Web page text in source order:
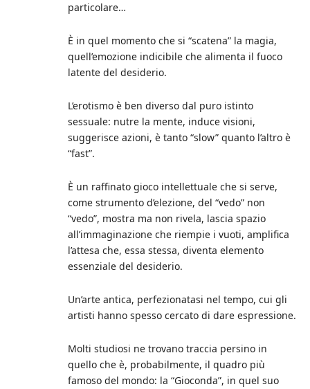
particolare…
È in quel momento che si “scatena” la magia,
quell’emozione indicibile che alimenta il fuoco
latente del desiderio.
L’erotismo è ben diverso dal puro istinto
sessuale: nutre la mente, induce visioni,
suggerisce azioni, è tanto “slow” quanto l’altro è
“fast”.
È un raffinato gioco intellettuale che si serve,
come strumento d’elezione, del “vedo” non
“vedo”, mostra ma non rivela, lascia spazio
all’immaginazione che riempie i vuoti, amplifica
l’attesa che, essa stessa, diventa elemento
essenziale del desiderio.
Un’arte antica, perfezionatasi nel tempo, cui gli
artisti hanno spesso cercato di dare espressione.
Molti studiosi ne trovano traccia persino in
quello che è, probabilmente, il quadro più
famoso del mondo: la “Gioconda”, in quel suo